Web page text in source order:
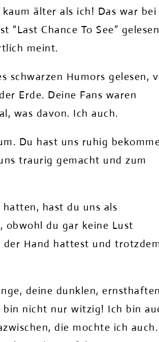
älter als ich! Das war bei
Chance To See”
meint.
schwarzen Humors gelesen,
Erde. Deine Fans waren
was davon. Ich auch.
Du hast uns ruhig
traurig gemacht und zum
hast du uns als
obwohl du gar keine Lust
der Hand hattest und
deine dunklen,
bin nicht nur witzig! Ich bin
die mochte ich auch.